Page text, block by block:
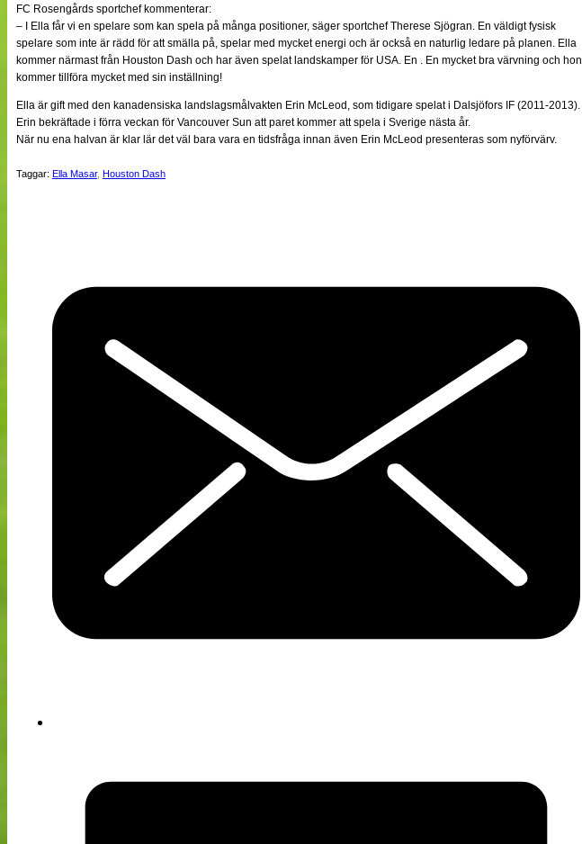
Cuper
Medlemmar
Medlemsbilder
Till klubbkassan
Om oss
NÄTverket
Split vision
FC Rosengårds sportchef kommenterar:
– I Ella får vi en spelare som kan spela på många positioner, säger sportchef Therese Sjögran. En väldigt fysisk
spelare som inte är rädd för att smälla på, spelar med mycket energi och är också en naturlig ledare på planen. Ella
kommer närmast från Houston Dash och har även spelat landskamper för USA. En . En mycket bra värvning och hon
kommer tillföra mycket med sin inställning!
Ella är gift med den kanadensiska landslagsmålvakten Erin McLeod, som tidigare spelat i Dalsjöfors IF (2011-2013).
Erin bekräftade i förra veckan för Vancouver Sun att paret kommer att spela i Sverige nästa år.
När nu ena halvan är klar lär det väl bara vara en tidsfråga innan även Erin McLeod presenteras som nyförvärv.
Taggar: Ella Masar, Houston Dash